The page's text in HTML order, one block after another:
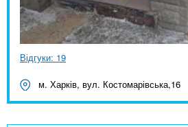
Відгуки: 19
м. Харків, вул. Костомарівська,16